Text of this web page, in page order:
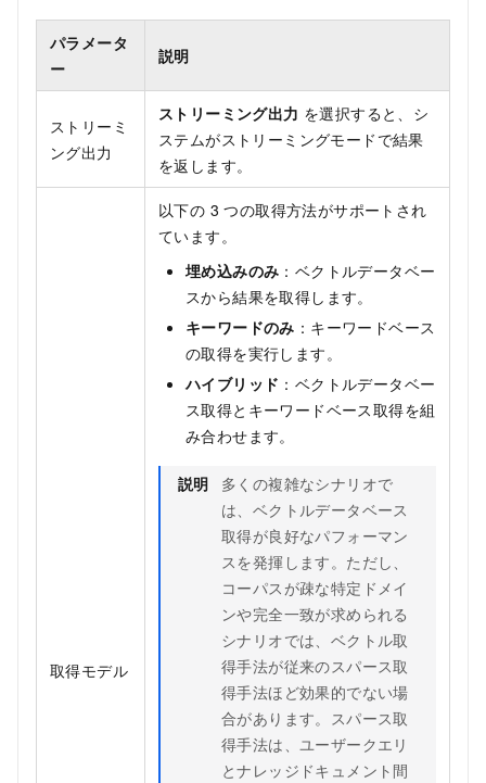
パラメータ
ー
説明
ストリーミ
ング出力
ストリーミング出力 を選択すると、シ
ステムがストリーミングモードで結果
を返します。
取得モデル
以下の 3 つの取得方法がサポートされ
ています。
埋め込みのみ ：ベクトルデータベー
スから結果を取得します。
キーワードのみ ：キーワードベース
の取得を実行します。
ハイブリッド ：ベクトルデータベー
ス取得とキーワードベース取得を組
み合わせます。
説明
多くの複雑なシナリオで
は、ベクトルデータベース
取得が良好なパフォーマン
スを発揮します。ただし、
コーパスが疎な特定ドメイ
ンや完全一致が求められる
シナリオでは、ベクトル取
得手法が従来のスパース取
得手法ほど効果的でない場
合があります。スパース取
得手法は、ユーザークエリ
とナレッジドキュメント間